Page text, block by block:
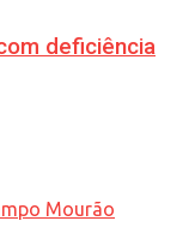
deficiência